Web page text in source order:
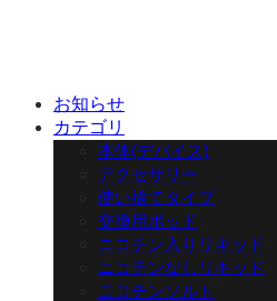
お知らせ
カテゴリ
本体(デバイス)
アクセサリー
使い捨てタイプ
交換用ポッド
ニコチン入りリキッド
ニコチンなしリキッド
ニコチンソルト